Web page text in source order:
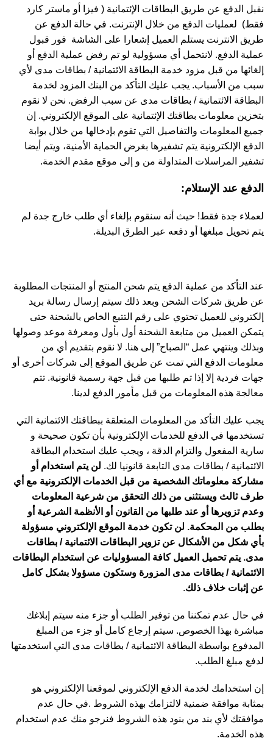
نقبل الدفع عن طريق البطاقات الإئتمانية ( فيزا أو ماستر كارد
فقط) لعمليات الدفع من خلال الإنترنت. في حالة الدفع عن
طريق الانترنت يستلم العميل إشعارا على الشاشة فور قبول
عملية الدفع. لانتحمل أي مسؤولية لو تم رفض عملية الدفع أو
إلغائها من قبل مزود خدمة البطاقة الائتمانية / بطاقات مدى لأي
سبب من الأسباب. يجب عليك التأكد من البنك المزود لخدمة
البطاقة الائتمانية / بطاقات مدى عن سبب الرفض. نحن لا نقوم
بتخزين معلومات بطاقتك الإئتمانية على الموقع الإلكتروني. إن
جميع المعلومات والتفاصيل التي تقوم بإدخالها من خلال بوابة
الدفع الإلكترونية يتم تشفيرها بغرض الحماية الأمنية، ويتم أيضا
تشفير المراسلات المتداولة من و إلى موقع مقدم الخدمة.
الدفع عند الإستلام:
لعملاء جدة فقط! حيث أنه سنقوم بإلغاء أي طلب خارج جدة لم
يتم تحويل مبلغها أو دفعه عبر الطرق البديلة.
عند التأكد من عملية الدفع يتم شحن المنتج أو المنتجات المطلوبة
عن طريق شركات الشحن وبعد ذلك سيتم إرسال رسالة بريد
إلكتروني للعميل تحتوي على رقم التتبع الخاص بالشحنة حتى
يتمكن العميل من متابعة الشحنة أول بأول ومعرفة موعد وصولها
وبذلك وينتهي عمل “الصباح” إلى هنا. لا نقوم بتقديم أي من
معلومات الدفع التي تمت عن طريق الموقع إلى شركات أخرى أو
جهات فردية إلا إذا تم طلبها من قبل جهة رسمية قانونية. تتم
معالجة هذه المعلومات من قبل مأمور الدفع لدينا.
يجب عليك التأكد من المعلومات المتعلقة ببطاقتك الائتمانية التي
تستخدمها في الدفع للخدمات الإلكترونية بأن تكون صحيحة و
سارية المفعول والتزام الدقة ، ويجب عليك استخدام البطاقة
الائتمانية / بطاقات مدى التابعة قانونيا لك. لن يتم استخدام أو
مشاركة معلوماتك الشخصية من قبل الخدمات الإلكترونية مع أي
طرف ثالث ويستثنى من ذلك التحقق من شرعية المعلومات
وعدم تزويرها أو عند طلبها من القانون أو الأنظمة الشرعية أو
بطلب من المحكمة. لن تكون خدمة الموقع الإلكتروني مسؤولة
بأي شكل من الأشكال عن تزوير البطاقات الائتمانية / بطاقات
مدى. يتم تحميل العميل كافة المسؤوليات عن استخدام البطاقات
الائتمانية / بطاقات مدى المزورة وستكون مسؤولا بشكل كامل
عن إثبات خلاف ذلك.
في حال عدم تمكننا من توفير الطلب أو جزء منه سيتم إبلاغك
مباشرة بهذا الخصوص. سيتم إرجاع كامل أو جزء من المبلغ
المدفوع بواسطة البطاقة الائتمانية / بطاقات مدى التي استخدمتها
لدفع مبلغ الطلب.
إن استخدامك لخدمة الدفع الإلكتروني لموقعنا الإلكتروني هو
بمثابة موافقة ضمنية لالتزامك بهذه الشروط .في حال عدم
موافقتك لأي بند من بنود هذه الشروط فنرجو منك عدم استخدام
هذه الخدمة.